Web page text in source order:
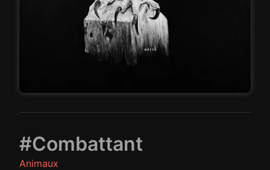
#Combattant
Animaux